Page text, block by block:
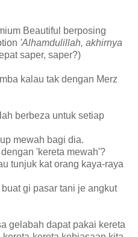
Beautiful berposing
'Alhamdulillah, akhirnya
saper, saper?)
kalau tak dengan Merz
berbeza untuk setiap
mewah bagi dia.
'kereta mewah'?
tunjuk kat orang kaya-raya
gi pasar tani je angkut
gelabah dapat pakai kereta